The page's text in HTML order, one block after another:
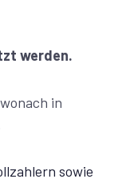
werden.
in
sowie